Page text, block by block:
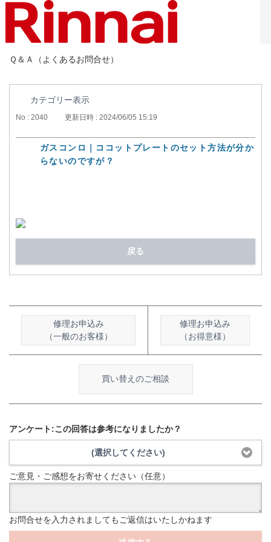
Ｑ＆Ａ（よくあるお問合せ）
カテゴリー表示
No : 2040 更新日時 : 2024/06/05 15:19
ガスコンロ｜ココットプレートのセット方法が分か
らないのですが？
戻る
修理お申込み
（一般のお客様）
修理お申込み
（お得意様）
買い替えのご相談
アンケート:この回答は参考になりましたか？
(選択してください)
ご意見・ご感想をお寄せください（任意）
お問合せを入力されましてもご返信はいたしかねます